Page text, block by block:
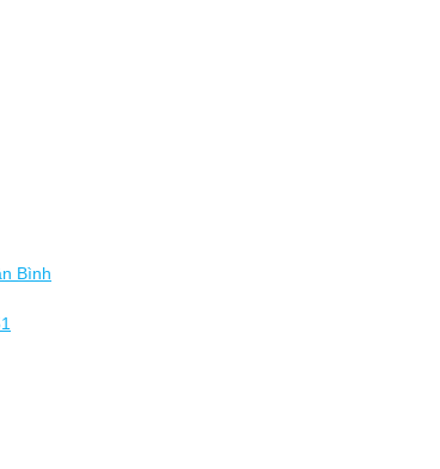
Bình